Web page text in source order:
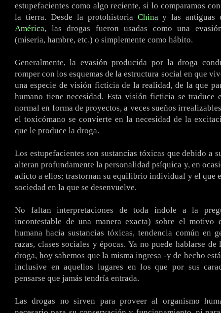
estupefacientes como algo reciente, si lo comparamos
la tierra. Desde la protohistoria Chinay las antiguas
América, las drogas fueron usadas como una
(miseria, hambre, etc.) o simplemente como hábito.
Generalmente, la evasión producida por la droga
romper con los esquemas de la estructura social en que
una especie de visión ficticia de la realidad, de la que
humano tiene necesidad. Esta visión ficticia se traduce
normal en forma de proyectos, a veces sueños
el toxicómano se convierte en la necesidad de la
que le produce la droga.
Los estupefacientes son sustancias tóxicas que debido a
alteran profundamente la personalidad psíquica y, en
adicto a ellos; trastornan su equilibrio individual y el que
sociedad en la que se desenvuelve.
No faltan interpretaciones de toda índole a la
incontestable de una manera exacta) sobre el motivo
humana hacia sustancias tóxicas, tendencia común en
razas, clases sociales y épocas. Ya no puede hablarse de
droga, hoy sabemos que la misma ingresa -y de hecho
inclusive en aquellos lugares en los que por sus
pensarse que jamás tendría entrada.
Las drogas no sirven para proveer al organismo